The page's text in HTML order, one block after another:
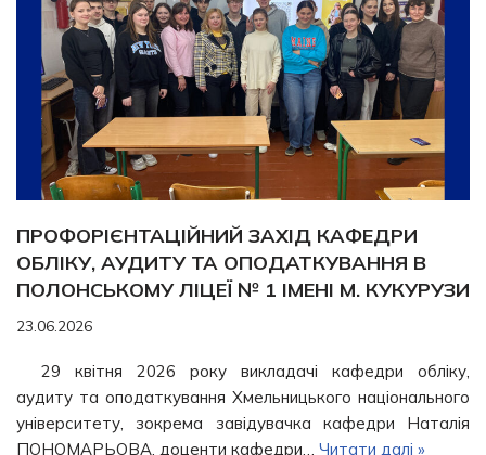
ПРОФОРІЄНТАЦІЙНИЙ ЗАХІД КАФЕДРИ
ОБЛІКУ, АУДИТУ ТА ОПОДАТКУВАННЯ В
ПОЛОНСЬКОМУ ЛІЦЕЇ № 1 ІМЕНІ М. КУКУРУЗИ
23.06.2026
29 квітня 2026 року викладачі кафедри обліку,
аудиту та оподаткування Хмельницького національного
університету, зокрема завідувачка кафедри Наталія
ПОНОМАРЬОВА, доценти кафедри… Читати далі »